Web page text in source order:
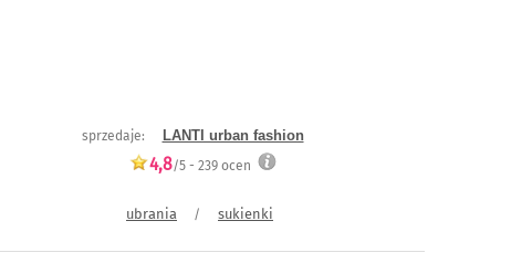
sprzedaje: LANTI urban fashion
4,8/5 - 239ocen
ubrania / sukienki